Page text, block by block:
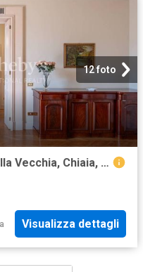
12 foto
Quadrilocale Vicoletto Cappella Vecchia, Chiaia, Napoli
Visualizza dettagli